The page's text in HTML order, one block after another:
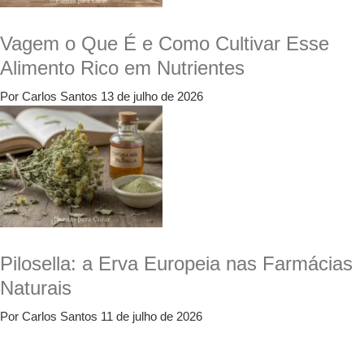
Vagem o Que É e Como Cultivar Esse
Alimento Rico em Nutrientes
Por Carlos Santos 13 de julho de 2026
Pilosella: a Erva Europeia nas Farmácias
Naturais
Por Carlos Santos 11 de julho de 2026